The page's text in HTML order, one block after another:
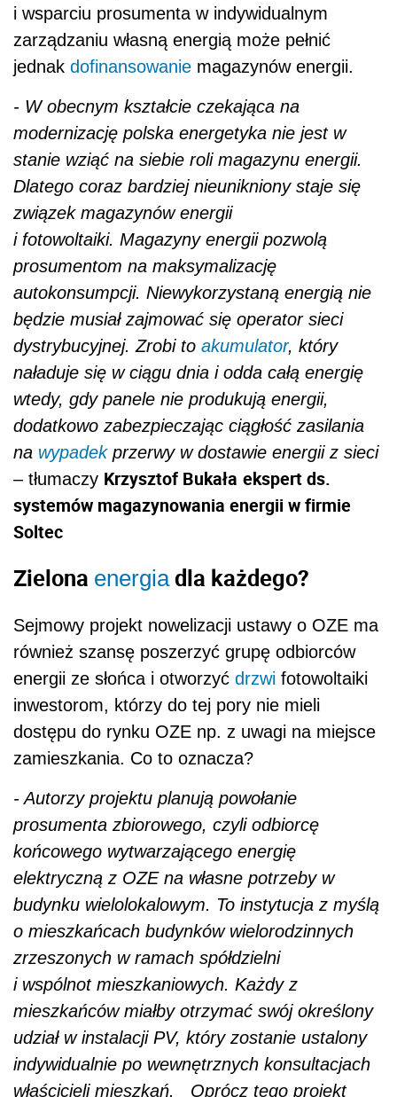
i wsparciu prosumenta w indywidualnym
zarządzaniu własną energią może pełnić
jednak dofinansowanie magazynów energii.
- W obecnym kształcie czekająca na
modernizację polska energetyka nie jest w
stanie wziąć na siebie roli magazynu energii.
Dlatego coraz bardziej nieunikniony staje się
związek magazynów energii
i fotowoltaiki. Magazyny energii pozwolą
prosumentom na maksymalizację
autokonsumpcji. Niewykorzystaną energią nie
będzie musiał zajmować się operator sieci
dystrybucyjnej. Zrobi to akumulator, który
naładuje się w ciągu dnia i odda całą energię
wtedy, gdy panele nie produkują energii,
dodatkowo zabezpieczając ciągłość zasilania
na wypadekprzerwy w dostawie energii z sieci
– tłumaczy Krzysztof Bukała ekspert ds.
systemów magazynowania energii w firmie
Soltec
Zielona energiadla każdego?
Sejmowy projekt nowelizacji ustawy o OZE ma
również szansę poszerzyć grupę odbiorców
energii ze słońca i otworzyć drzwi fotowoltaiki
inwestorom, którzy do tej pory nie mieli
dostępu do rynku OZE np. z uwagi na miejsce
zamieszkania. Co to oznacza?
- Autorzy projektu planują powołanie
prosumenta zbiorowego, czyli odbiorcę
końcowego wytwarzającego energię
elektryczną z OZE na własne potrzeby w
budynku wielolokalowym. To instytucja z myślą
o mieszkańcach budynków wielorodzinnych
zrzeszonych w ramach spółdzielni
i wspólnot mieszkaniowych. Każdy z
mieszkańców miałby otrzymać swój określony
udział w instalacji PV, który zostanie ustalony
indywidualnie po wewnętrznych konsultacjach
właścicieli mieszkań. Oprócz tego projekt